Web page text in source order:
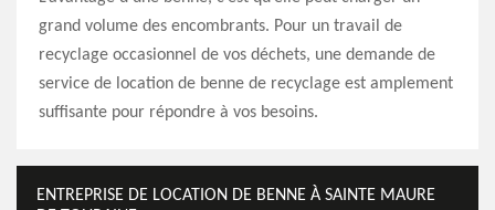
grand volume des encombrants. Pour un travail de
recyclage occasionnel de vos déchets, une demande de
service de location de benne de recyclage est amplement
suffisante pour répondre à vos besoins.
ENTREPRISE DE LOCATION DE BENNE À SAINTE MAURE